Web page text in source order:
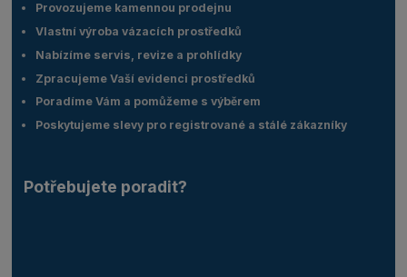
Provozujeme kamennou prodejnu
Vlastní výroba vázacích prostředků
Nabízíme servis, revize a prohlídky
Zpracujeme Vaší evidenci prostředků
Poradíme Vám a pomůžeme s výběrem
Poskytujeme slevy pro registrované a stálé zákazníky
Potřebujete poradit?